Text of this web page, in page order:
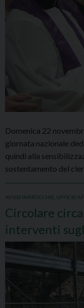
Domenica 22
giornata nazionale
quindi alla
sostentamento del
AVVISI PARROCCHIE UFFICIO
Circolare
interventi